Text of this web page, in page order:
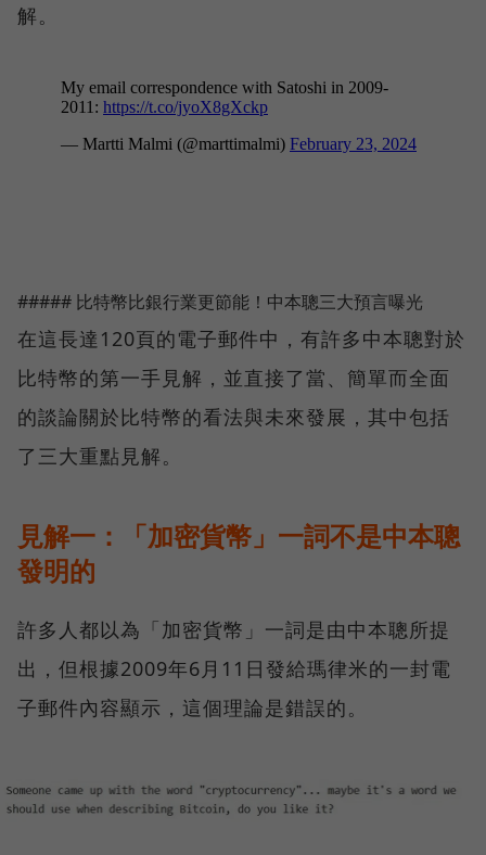
解。
##### 比特幣比銀行業更節能！中本聰三大預言曝光
在這長達120頁的電子郵件中，有許多中本聰對於
比特幣的第一手見解，並直接了當、簡單而全面
的談論關於比特幣的看法與未來發展，其中包括
了三大重點見解。
見解一：「加密貨幣」一詞不是中本聰
發明的
許多人都以為「加密貨幣」一詞是由中本聰所提
出，但根據2009年6月11日發給瑪律米的一封電
子郵件內容顯示，這個理論是錯誤的。